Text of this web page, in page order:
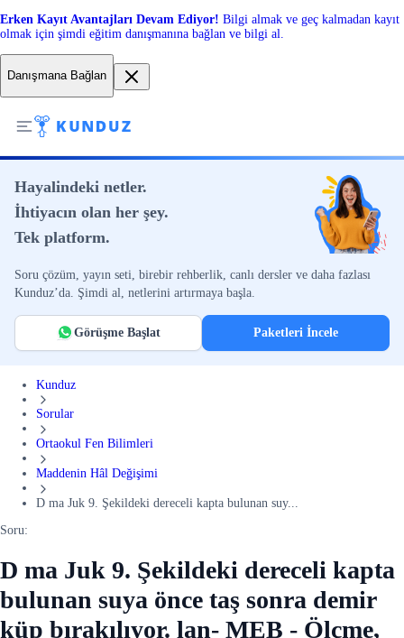
Erken Kayıt Avantajları Devam Ediyor! Bilgi almak ve geç kalmadan kayıt
olmak için şimdi eğitim danışmanına bağlan ve bilgi al.
Danışmana Bağlan
Hayalindeki netler.
İhtiyacın olan her şey.
Tek platform.
Soru çözüm, yayın seti, birebir rehberlik, canlı dersler ve daha fazlası
Kunduz’da. Şimdi al, netlerini artırmaya başla.
Görüşme Başlat Paketleri İncele
Kunduz
Sorular
Ortaokul Fen Bilimleri
Maddenin Hâl Değişimi
D ma Juk 9. Şekildeki dereceli kapta bulunan suy...
Soru:
D ma Juk 9. Şekildeki dereceli kapta
bulunan suya önce taş sonra demir
küp bırakılıyor. lan- MEB - Ölçme,